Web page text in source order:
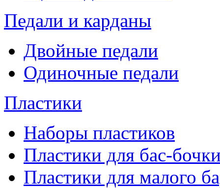
Педали и карданы
Двойные педали
Одиночные педали
Пластики
Наборы пластиков
Пластики для бас-
Пластики для малого